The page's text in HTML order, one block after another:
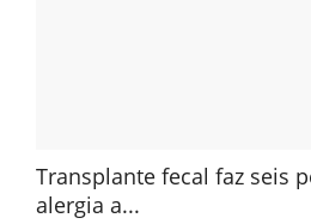
Transplante fecal faz seis
alergia a...